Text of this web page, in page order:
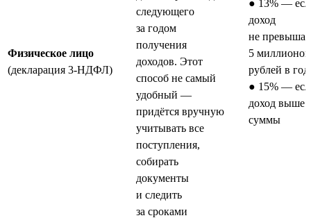
Физическое лицо
(декларация 3-НДФЛ)
следующего
за годом
получения
доходов. Этот
способ не самый
удобный —
придётся вручную
учитывать все
поступления,
собирать
документы
и следить
за сроками
● 13% —
доход
не
5 миллионов
рублей в год
● 15% —
доход выше
суммы